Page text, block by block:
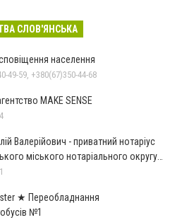
СЛОВ'ЯНСЬКА
населення
49-59, +380(67)350-44-68
MAKE SENSE
Валерійович - приватний нотаріус
міського нотаріального округу
★ Переобладнання
№1